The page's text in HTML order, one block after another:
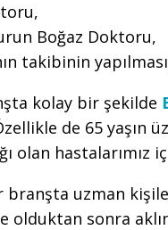
Boğaz Doktoru,
takibinin
kolay bir şekilde
de 65 yaşın
olan hastalarımız
branşta uzman
olduktan sonra